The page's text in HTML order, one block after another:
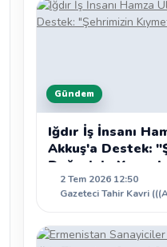
Gündem
Iğdır İş İnsanı
Akkuş'a Destek:
Değerinin
2 Tem 2026 12:50
Gazeteci Tahir Kavri